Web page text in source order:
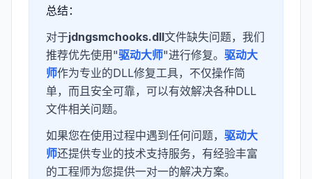
总结：
对于jdngsmchooks.dll文件缺失问题，我们
推荐优先使用"驱动大师"进行修复。 驱动大
师作为专业的DLL修复工具，不仅操作简
单，而且安全可靠，可以有效解决各种DLL
文件相关问题。
如果您在使用过程中遇到任何问题， 驱动大
师还提供专业的技术支持服务，有经验丰富
的工程师为您提供一对一的解决方案。